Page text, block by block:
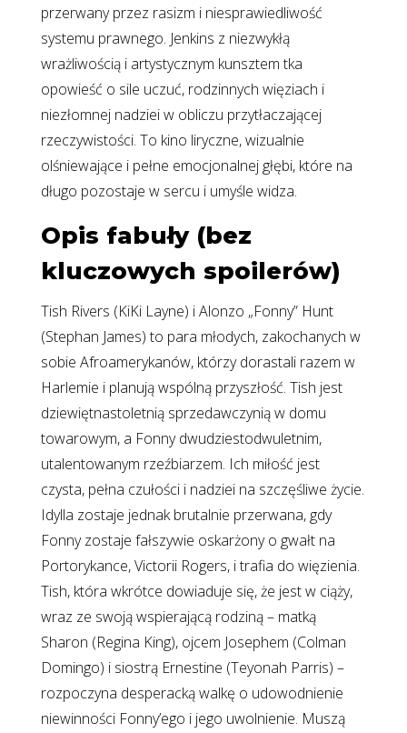
przerwany przez rasizm i niesprawiedliwość
systemu prawnego. Jenkins z niezwykłą
wrażliwością i artystycznym kunsztem tka
opowieść o sile uczuć, rodzinnych więziach i
niezłomnej nadziei w obliczu przytłaczającej
rzeczywistości. To kino liryczne, wizualnie
olśniewające i pełne emocjonalnej głębi, które na
długo pozostaje w sercu i umyśle widza.
Opis fabuły (bez
kluczowych spoilerów)
Tish Rivers (KiKi Layne) i Alonzo „Fonny” Hunt
(Stephan James) to para młodych, zakochanych w
sobie Afroamerykanów, którzy dorastali razem w
Harlemie i planują wspólną przyszłość. Tish jest
dziewiętnastoletnią sprzedawczynią w domu
towarowym, a Fonny dwudziestodwuletnim,
utalentowanym rzeźbiarzem. Ich miłość jest
czysta, pełna czułości i nadziei na szczęśliwe życie.
Idylla zostaje jednak brutalnie przerwana, gdy
Fonny zostaje fałszywie oskarżony o gwałt na
Portorykance, Victorii Rogers, i trafia do więzienia.
Tish, która wkrótce dowiaduje się, że jest w ciąży,
wraz ze swoją wspierającą rodziną – matką
Sharon (Regina King), ojcem Josephem (Colman
Domingo) i siostrą Ernestine (Teyonah Parris) –
rozpoczyna desperacką walkę o udowodnienie
niewinności Fonny’ego i jego uwolnienie. Muszą